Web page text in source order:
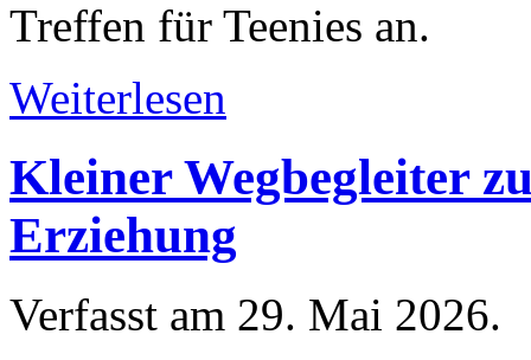
Treffen für Teenies an.
Weiterlesen
Kleiner Wegbegleiter
Erziehung
Verfasst am 29. Mai 2026.